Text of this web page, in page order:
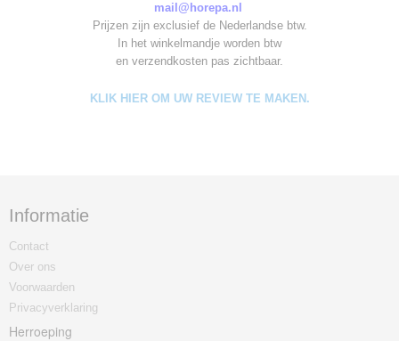
mail@horepa.nl
Prijzen zijn exclusief de Nederlandse btw.
In het winkelmandje worden btw
en verzendkosten pas zichtbaar.
KLIK HIER OM UW REVIEW TE MAKEN.
Informatie
Contact
Over ons
Voorwaarden
Privacyverklaring
Herroeping